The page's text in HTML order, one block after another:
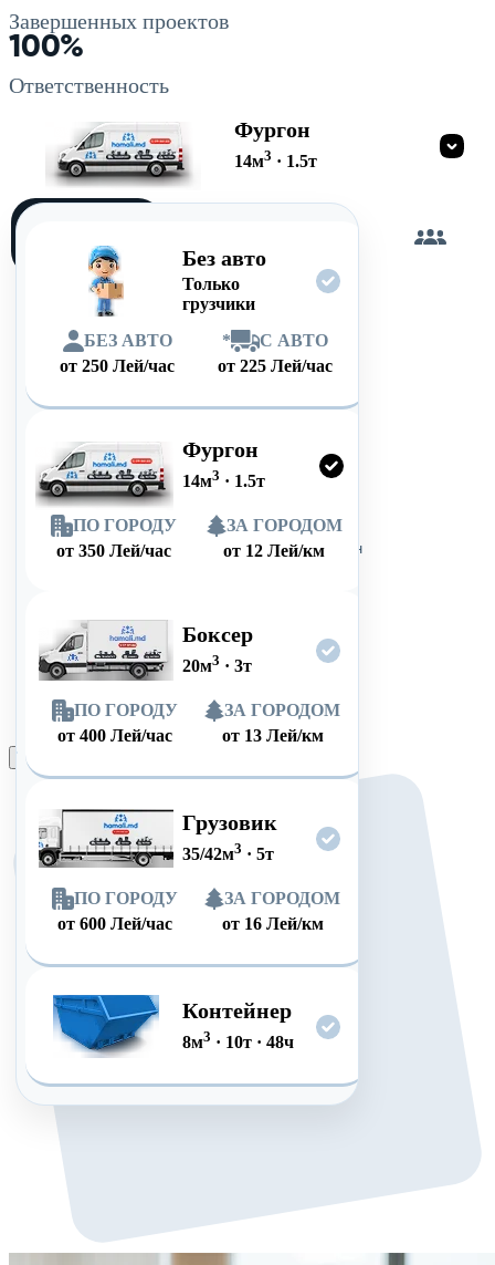
Завершенных проектов
100%
Ответственность
Фургон
14м3 · 1.5т
Без авто
Только
грузчики
БЕЗ АВТО
от250 Лей/час
*
С АВТО
от 225 Лей/час
Фургон
14м3 · 1.5т
ПО ГОРОДУ
от 350 Лей/час
ЗА ГОРОДОМ
от 12 Лей/км
Боксер
20м3 · 3т
ПО ГОРОДУ
от 400 Лей/час
ЗА ГОРОДОМ
от 13 Лей/км
Грузовик
35/42м3 · 5т
ПО ГОРОДУ
от 600 Лей/час
ЗА ГОРОДОМ
от 16 Лей/км
Контейнер
8м3 · 10т· 48ч
Оформить заказ